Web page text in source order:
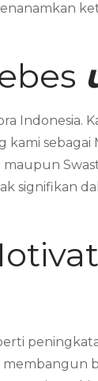
kami
signifikan